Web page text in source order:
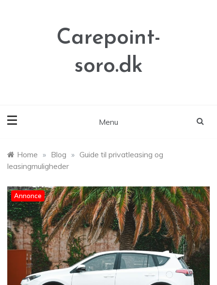
Carepoint-
soro.dk
Menu
Home » Blog » Guide til privatleasing og
leasingmuligheder
Annonce